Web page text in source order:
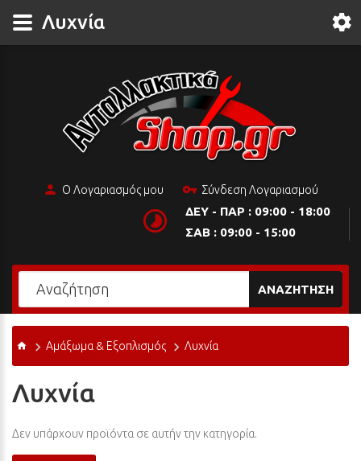
Ο Λογαριασμός μου Σύνδεση Λογαριασμού
ΔΕΥ - ΠΑΡ : 09:00 - 18:00
ΣΑΒ : 09:00 - 15:00
ΑΝΑΖΉΤΗΣΗ
Αμάξωμα & Εξοπλισμός Λυχνία
Λυχνία
Δεν υπάρχουν προϊόντα σε αυτήν την κατηγορία.
Λυχνία